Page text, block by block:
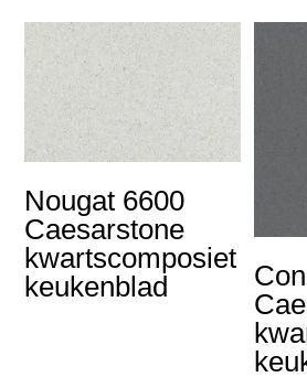
Nougat 6600
Caesarstone
kwartscomposiet
keukenblad